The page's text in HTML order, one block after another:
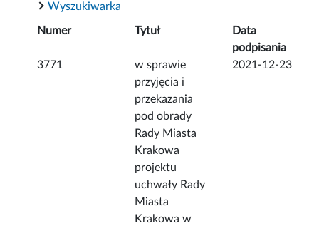
Wyszukiwarka
Numer Tytuł
Data
podpisania
3771
w sprawie
przyjęcia i
przekazania
pod obrady
Rady Miasta
Krakowa
projektu
uchwały Rady
Miasta
Krakowa w
2021-12-23